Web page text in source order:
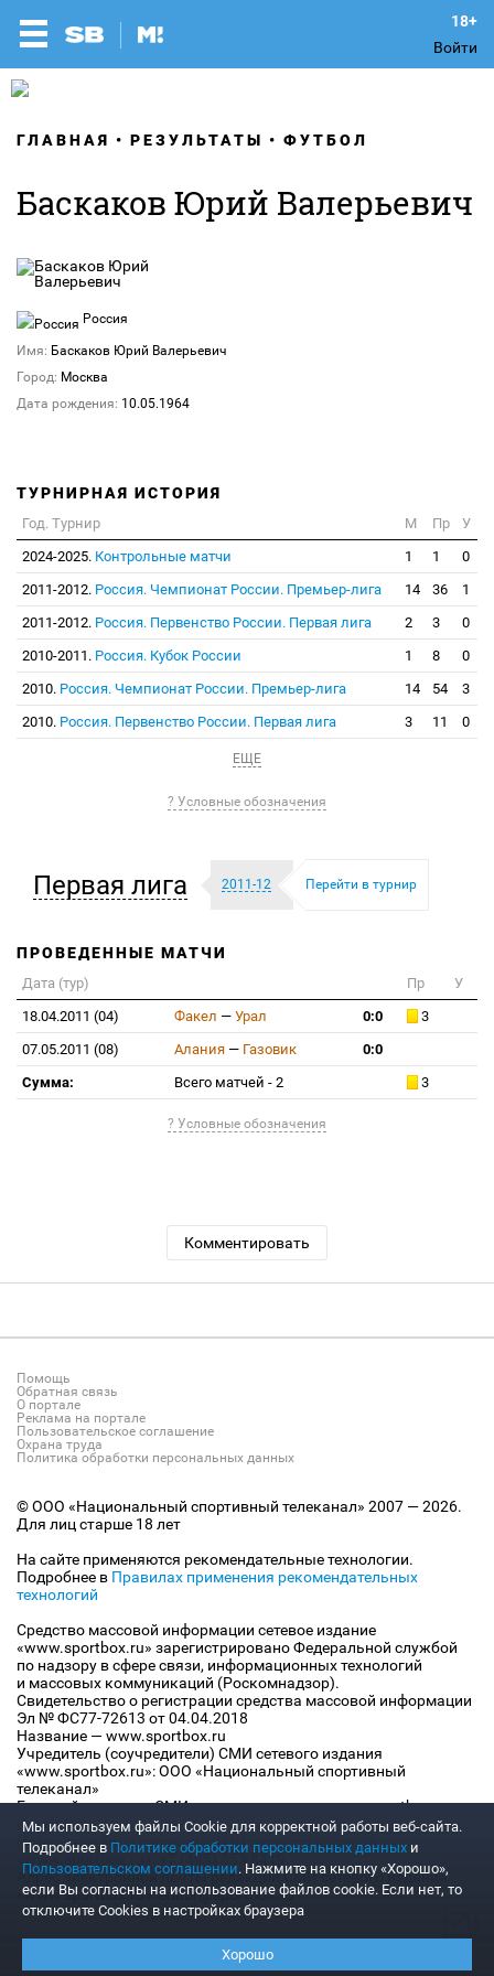
Войти
ГЛАВНАЯ РЕЗУЛЬТАТЫ ФУТБОЛ
Баскаков Юрий Валерьевич
Россия
Имя: Баскаков Юрий Валерьевич
Город: Москва
Дата рождения: 10.05.1964
ТУРНИРНАЯ ИСТОРИЯ
Год. Турнир М Пр
У
2024-2025. Контрольные матчи 1 1
0
2011-2012. Россия. Чемпионат России. Премьер-лига 14 36
1
2011-2012. Россия. Первенство России. Первая лига 2 3
0
2010-2011. Россия. Кубок России 1 8
0
2010. Россия. Чемпионат России. Премьер-лига 14 54
3
2010. Россия. Первенство России. Первая лига 3 11 0
ЕЩЕ
? Условные обозначения
Первая лига 2011-12 Перейти в турнир
ПРОВЕДЕННЫЕ МАТЧИ
Дата (тур) Пр
У
18.04.2011 (04)
Факел — Урал 0:0
3
07.05.2011 (08)
Алания — Газовик
0:0
Сумма:
Всего матчей - 2 3
? Условные обозначения
Комментировать
Помощь
Обратная связь
О портале
Реклама на портале
Пользовательское соглашение
Охрана труда
Политика обработки персональных данных
© ООО «Национальный спортивный телеканал» 2007 — 2026.
Для лиц старше 18 лет
На сайте применяются рекомендательные технологии.
Подробнее в Правилах применения рекомендательных
технологий
Средство массовой информации сетевое издание
«www.sportbox.ru» зарегистрировано Федеральной службой
по надзору в сфере связи, информационных технологий
и массовых коммуникаций (Роскомнадзор).
Свидетельство о регистрации средства массовой информации
Эл № ФС77-72613 от 04.04.2018
Название — www.sportbox.ru
Учредитель (соучредители) СМИ сетевого издания
«www.sportbox.ru»: ООО «Национальный спортивный
телеканал»
Главный редактор СМИ сетевого издания «www.sportbox.ru»:
Конов В.А.
Номер телефона редакции СМИ сетевого издания
«www.sportbox.ru»: +7 (495) 653 8419
Адрес электронной почты редакции СМИ сетевого издания
«www.sportbox.ru»: editor@sportbox.ru
Мы используем файлы Сookie для корректной работы веб-сайта.
Подробнее в Политике обработки персональных данных и
Пользовательском соглашении. Нажмите на кнопку «Хорошо»,
если Вы согласны на использование файлов cookie. Если нет, то
отключите Cookies в настройках браузера
Хорошо